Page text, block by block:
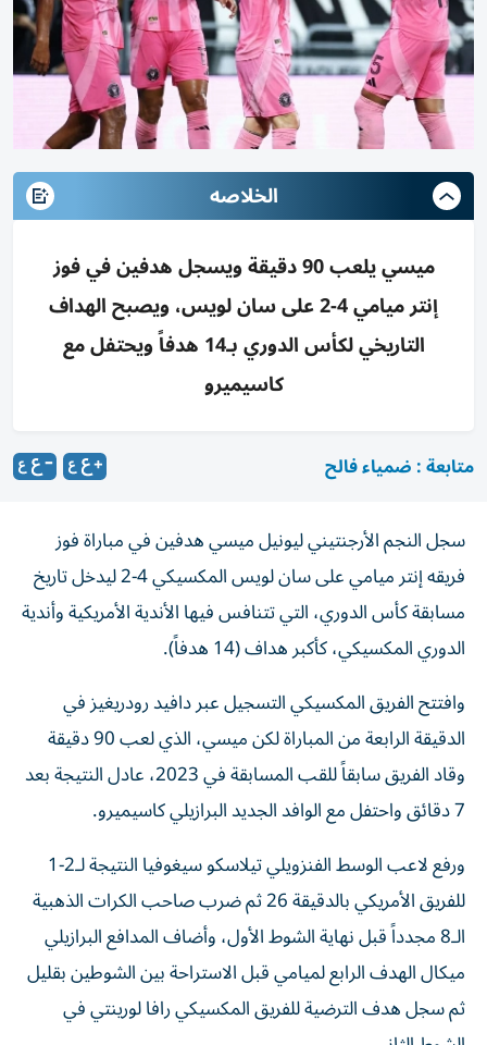
الخلاصه
ميسي يلعب 90 دقيقة ويسجل هدفين في فوز
إنتر ميامي 4-2 على سان لويس، ويصبح الهداف
التاريخي لكأس الدوري بـ14 هدفاً ويحتفل مع
كاسيميرو
متابعة : ضمياء فالح
سجل النجم الأرجنتيني ليونيل ميسي هدفين في مباراة فوز
فريقه إنتر ميامي على سان لويس المكسيكي 4-2 ليدخل تاريخ
مسابقة كأس الدوري، التي تتنافس فيها الأندية الأمريكية وأندية
الدوري المكسيكي، كأكبر هداف (14 هدفاً).
وافتتح الفريق المكسيكي التسجيل عبر دافيد رودريغيز في
الدقيقة الرابعة من المباراة لكن ميسي، الذي لعب 90 دقيقة
وقاد الفريق سابقاً للقب المسابقة في 2023، عادل النتيجة بعد
7 دقائق واحتفل مع الوافد الجديد البرازيلي كاسيميرو.
ورفع لاعب الوسط الفنزويلي تيلاسكو سيغوفيا النتيجة لـ2-1
للفريق الأمريكي بالدقيقة 26 ثم ضرب صاحب الكرات الذهبية
الـ8 مجدداً قبل نهاية الشوط الأول، وأضاف المدافع البرازيلي
ميكال الهدف الرابع لميامي قبل الاستراحة بين الشوطين بقليل
ثم سجل هدف الترضية للفريق المكسيكي رافا لورينتي في